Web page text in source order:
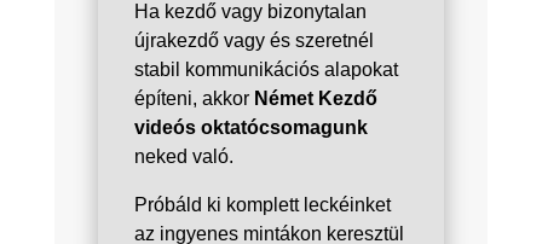
Ha kezdő vagy bizonytalan
újrakezdő vagy és szeretnél
stabil kommunikációs alapokat
építeni, akkor Német Kezdő
videós oktatócsomagunk
neked való.
Próbáld ki komplett leckéinket
az ingyenes mintákon keresztül